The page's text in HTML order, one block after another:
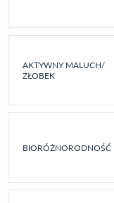
AKTYWNY MALUCH/
ŻŁOBEK
BIORÓŻNORODNOŚĆ